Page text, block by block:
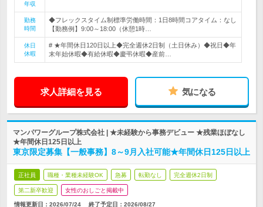
年収
勤務
時間
◆フレックスタイム制標準労働時間：1日8時間コアタイム：なし
【勤務例】9:00～18:00（休憩1時…
休日
休暇
# ★年間休日120日以上◆完全週休2日制（土日休み）◆祝日◆年
末年始休暇◆有給休暇◆慶弔休暇◆産前…
求人詳細を見る 気になる
マンパワーグループ株式会社 | ★未経験から事務デビュー ★残業ほぼなし
★年間休日125日以上
東京限定募集【一般事務】8～9月入社可能★年間休日125日以上
正社員 職種・業種未経験OK 急募 転勤なし 完全週休2日制
第二新卒歓迎 女性のおしごと掲載中
情報更新日：2026/07/24 終了予定日： 2026/08/27